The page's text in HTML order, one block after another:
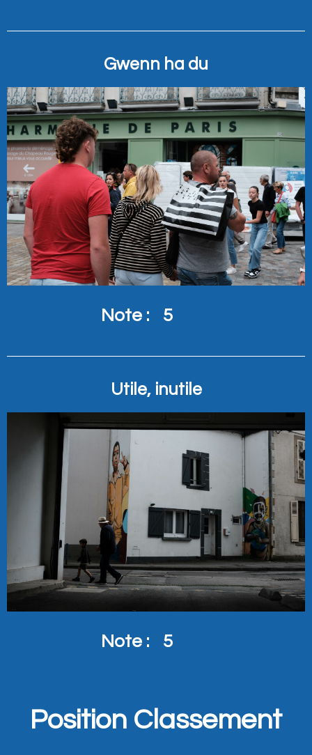
Gwenn ha du
Note : 5
Utile, inutile
Note : 5
Position Classement